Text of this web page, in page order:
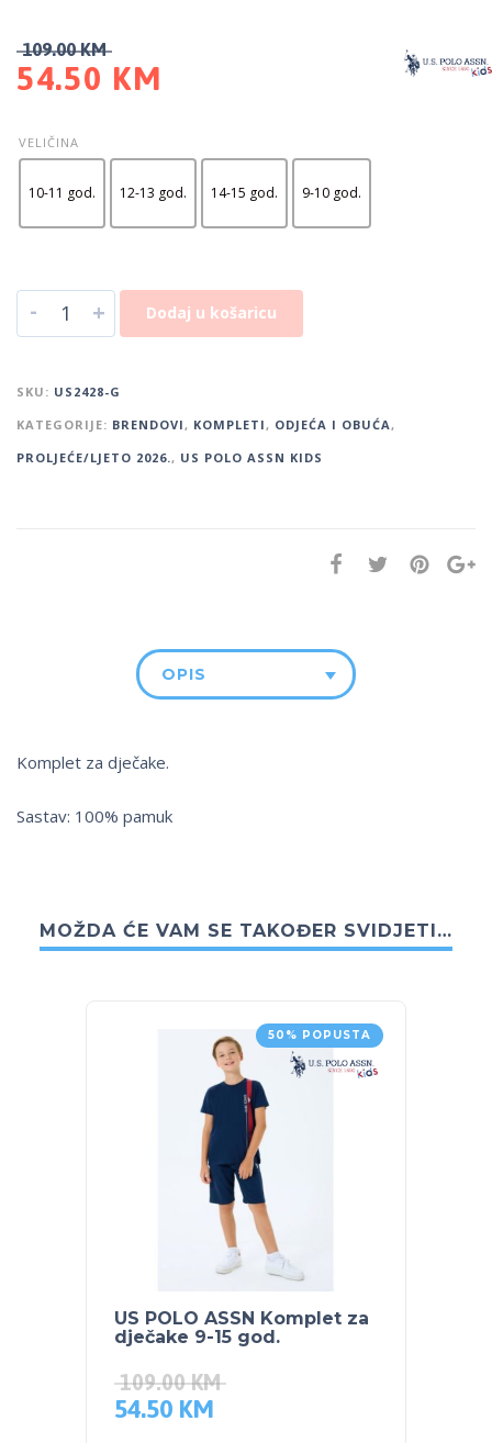
109.00KM
54.50 KM
VELIČINA
10-11 god. 12-13 god. 14-15 god. 9-10 god.
- + Dodaj u košaricu
SKU: US2428-G
KATEGORIJE: BRENDOVI, KOMPLETI, ODJEĆA I OBUĆA,
PROLJEĆE/LJETO 2026., US POLO ASSN KIDS
OPIS
Komplet za dječake.
Sastav: 100% pamuk
MOŽDA ĆE VAM SE TAKOĐER SVIDJETI…
50% POPUSTA
US POLO ASSN Komplet za
dječake 9-15 god.
109.00KM
54.50 KM